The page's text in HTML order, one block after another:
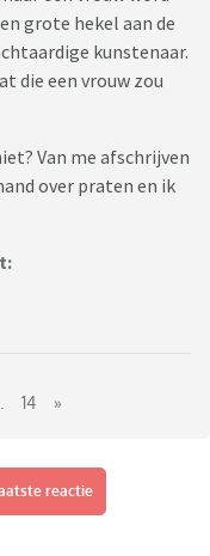
grote hekel aan de
kunstenaar.
die een vrouw zou
Van me afschrijven
over praten en ik
14 »
reactie